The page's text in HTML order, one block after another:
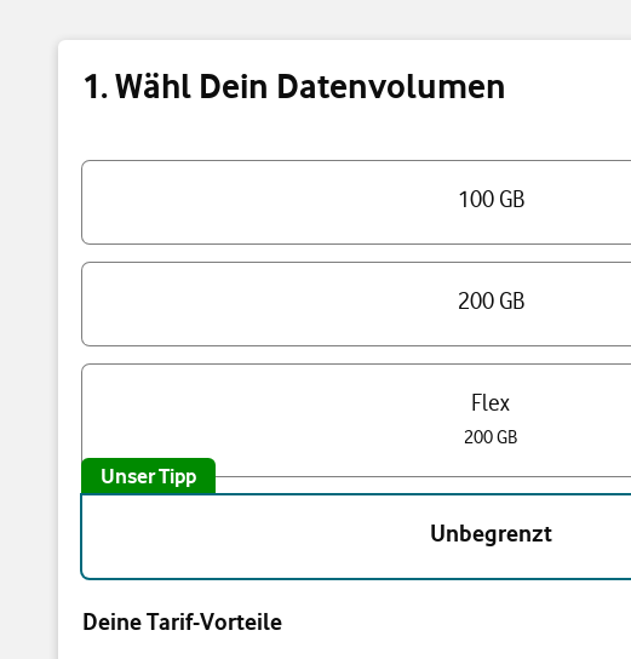
1. Wähl Dein Datenvolumen
100 GB
200 GB
Flex
200 GB
Unser Tipp
Unbegrenzt
Deine Tarif-Vorteile